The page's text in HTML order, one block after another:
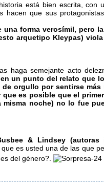
está bien escrita, con
hacen que sus
forma verosímil, pero
arquetipo Kleypas)
haga semejante acto
un punto del relato que
orgullo por sentirse más
es posible que el
noche) no lo fue
& Lindsey (autoras
es usted una de las que
del género?.